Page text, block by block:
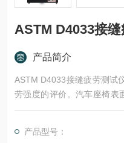
ASTM D4033接
产品简介
ASTM D4033接缝疲劳测试
劳强度的评价。汽车座椅表
拼接缝合结构，材料接缝的
座椅的寿命以及给出提高使
产品型号：